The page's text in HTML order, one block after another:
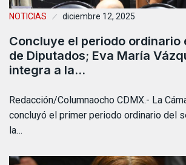
NOTICIAS diciembre 12, 2025
Concluye el periodo ordinario
de Diputados; Eva María
integra a la…
Redacción/Columnaocho CDMX.- La
concluyó el primer periodo ordinario del
la…